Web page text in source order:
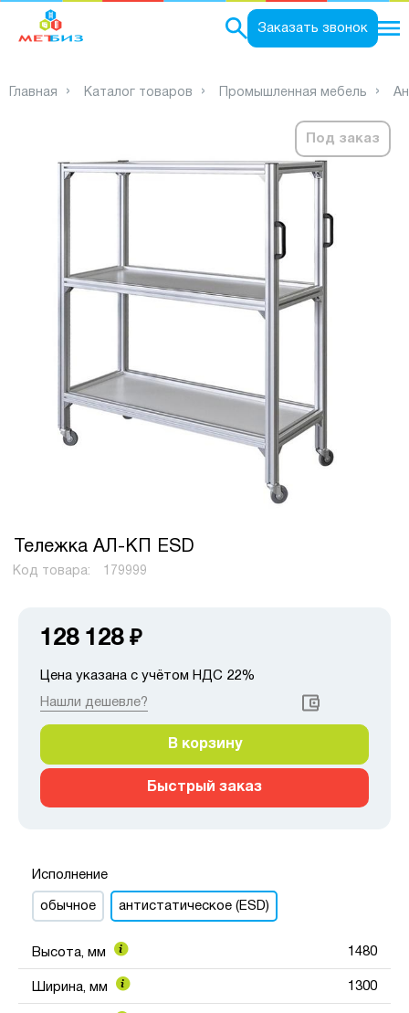
Заказать звонок
Главная Каталог товаров Промышленная мебель
Под заказ
Тележка АЛ-КП ESD
Код товара: 179999
128 128 ₽
Цена указана с учётом НДС 22%
Нашли дешевле?
В корзину
Быстрый заказ
Исполнение
обычное антистатическое (ESD)
Высота, мм 1480
Ширина, мм 1300